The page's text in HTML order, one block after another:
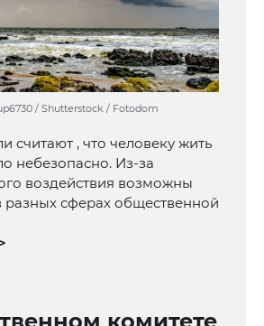
/ Shutterstock / Fotodom
считают , что человеку жить
небезопасно. Из-за
воздействия возможны
разных сферах общественной